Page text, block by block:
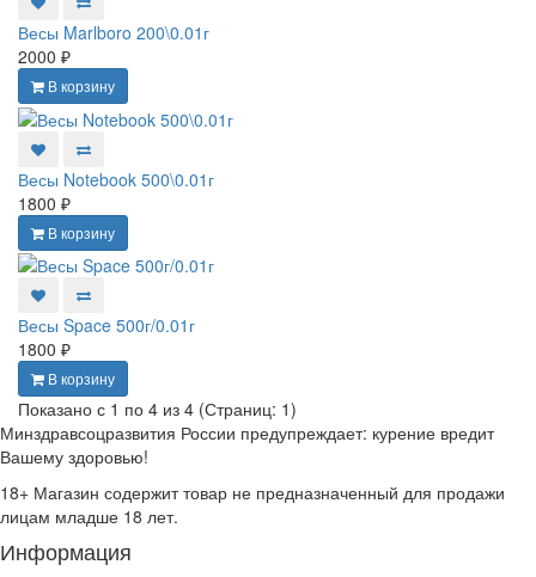
Весы Marlboro 200\0.01г
2000 ₽
В корзину
Весы Notebook 500\0.01г
1800 ₽
В корзину
Весы Space 500г/0.01г
1800 ₽
В корзину
Показано с 1 по 4 из 4 (Страниц: 1)
Минздравсоцразвития России предупреждает: курение вредит
Вашему здоровью!
18+ Магазин содержит товар не предназначенный для продажи
лицам младше 18 лет.
Информация